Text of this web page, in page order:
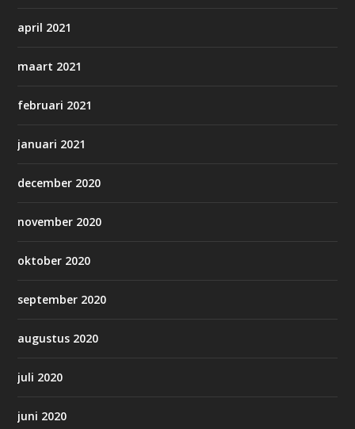
april 2021
maart 2021
februari 2021
januari 2021
december 2020
november 2020
oktober 2020
september 2020
augustus 2020
juli 2020
juni 2020